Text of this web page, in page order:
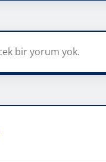
bir yorum yok.